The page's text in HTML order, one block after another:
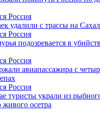
Россия
удалили с трассы на
Россия
подозревается в
Россия
авиапассажира с
Россия
туристы украли из
осетра